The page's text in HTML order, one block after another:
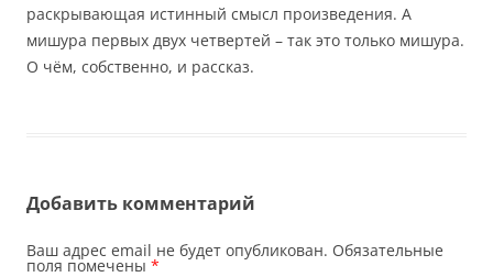
раскрывающая истинный смысл произведения. А
мишура первых двух четвертей – так это только мишура.
О чём, собственно, и рассказ.
Добавить комментарий
Ваш адрес email не будет опубликован. Обязательные
поля помечены *